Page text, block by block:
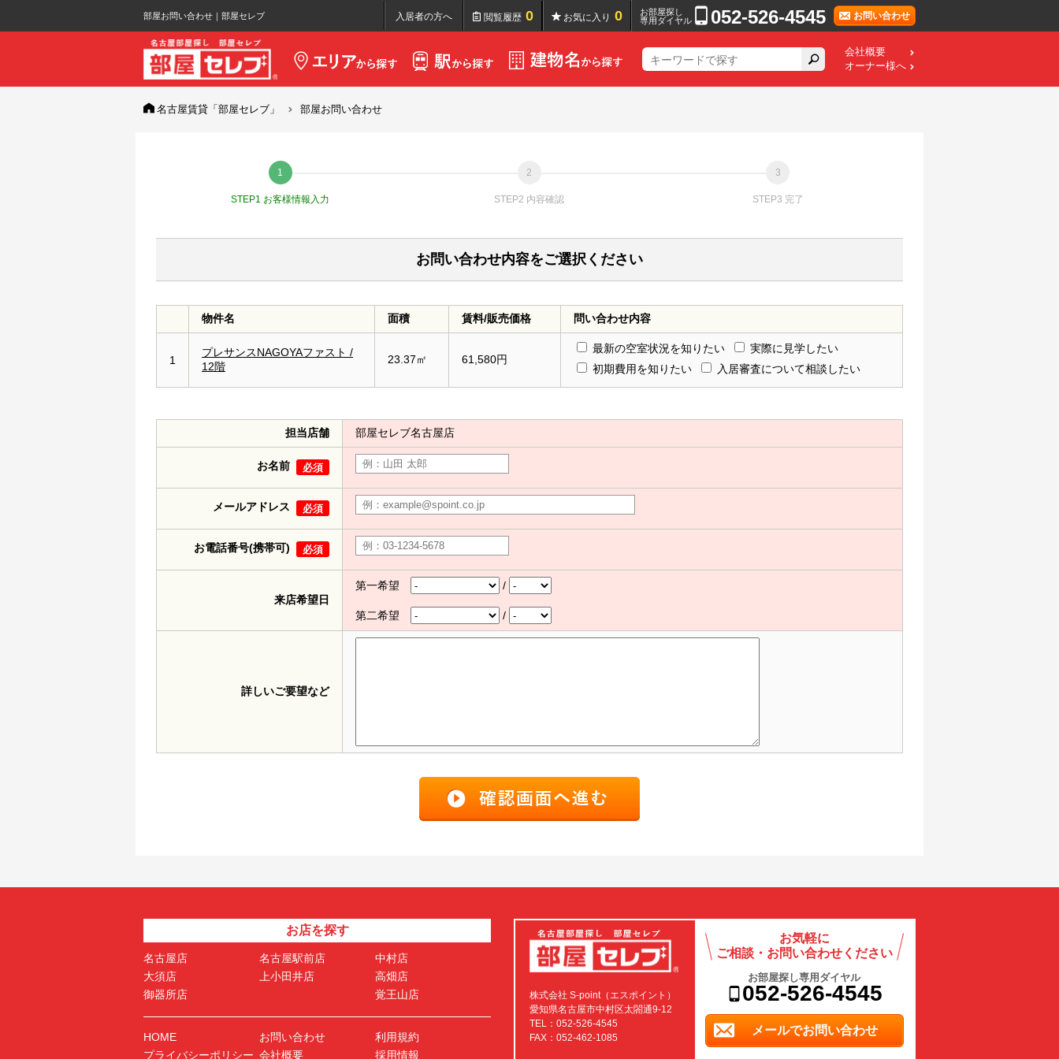
部屋お問い合わせ｜部屋セレブ 入居者の方へ 閲覧履歴 0 お気に入り 0
お部屋探し
専用ダイヤル
052-526-4545 お問い合わせ
会社概要
オーナー様へ
名古屋賃貸「部屋セレブ」 部屋お問い合わせ
STEP1 お客様情報入力 STEP2 内容確認 STEP3 完了
お問い合わせ内容をご選択ください
物件名 面積 賃料/販売価格 問い合わせ内容
1
プレサンスNAGOYAファスト /
12階
23.37㎡ 61,580円
最新の空室状況を知りたい
実際に見学したい
初期費用を知りたい
入居審査について相談したい
担当店舗 部屋セレブ名古屋店
お名前 必須
メールアドレス 必須
お電話番号(携帯可) 必須
来店希望日
第一希望 /
第二希望 /
詳しいご要望など
お店を探す
名古屋店 名古屋駅前店
中村店
大須店
上小田井店
高畑店
御器所店
覚王山店
HOME お問い合わせ
利用規約
プライバシーポリシー 会社概要 採用情報
株式会社 S-point（エスポイント）
愛知県名古屋市中村区太閤通9-12
TEL：052-526-4545
FAX：052-462-1085
お気軽に
ご相談・お問い合わせください
お部屋探し専用ダイヤル
052-526-4545
メールでお問い合わせ